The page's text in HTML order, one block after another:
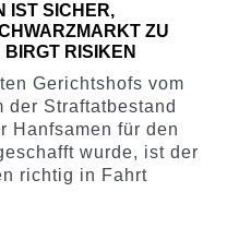
IST SICHER,
ZU
RISIKEN
Gerichtshofs vom
der Straftatbestand
Hanfsamen für den
wurde, ist der
richtig in Fahrt